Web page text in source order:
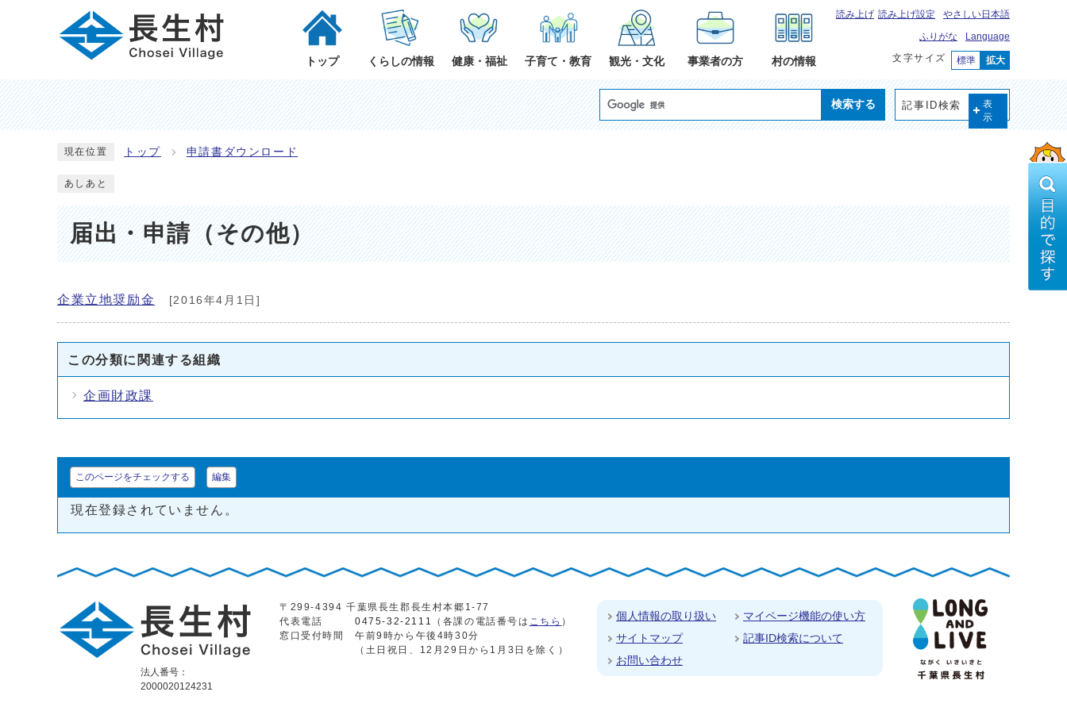
トップ くらしの情報 健康・福祉 子育て・教育 観光・文化 事業者の方 村の情報
読み上げ 読み上げ設定
やさしい日本語
ふりがな
Language
文字サイズ
標準 拡大
検索する 記事ID検索
表
示
現在位置 トップ 申請書ダウンロード
あしあと
届出・申請（その他）
企業立地奨励金 [2016年4月1日]
この分類に関連する組織
企画財政課
このページをチェックする 編集
現在登録されていません。
法人番号：
2000020124231
〒299-4394 千葉県長生郡長生村本郷1-77
代表電話
0475-32-2111 （各課の電話番号は こちら ）
窓口受付時間
午前9時から午後4時30分
（土日祝日、12月29日から1月3日を除く）
個人情報の取り扱い
サイトマップ
お問い合わせ
マイページ機能の使い方
記事ID検索について